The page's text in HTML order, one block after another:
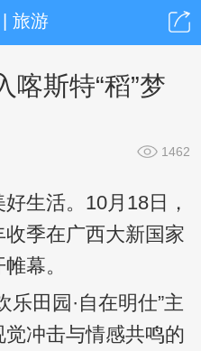
旅游
喀斯特“稻”梦
1462
活。10月18日，
季在广西大新国家
幕。
田园·自在明仕”主
冲击与情感共鸣的